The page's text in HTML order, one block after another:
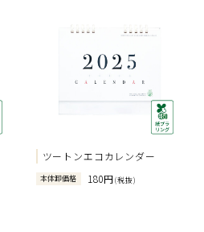
ツートンエコカレンダー
本体卸価格 180円(税抜)